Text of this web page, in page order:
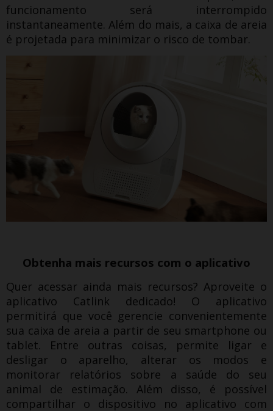
funcionamento será interrompido
instantaneamente. Além do mais, a caixa de areia
é projetada para minimizar o risco de tombar.
Obtenha mais recursos com o aplicativo
Quer acessar ainda mais recursos? Aproveite o
aplicativo Catlink dedicado! O aplicativo
permitirá que você gerencie convenientemente
sua caixa de areia a partir de seu smartphone ou
tablet. Entre outras coisas, permite ligar e
desligar o aparelho, alterar os modos e
monitorar relatórios sobre a saúde do seu
animal de estimação. Além disso, é possível
compartilhar o dispositivo no aplicativo com